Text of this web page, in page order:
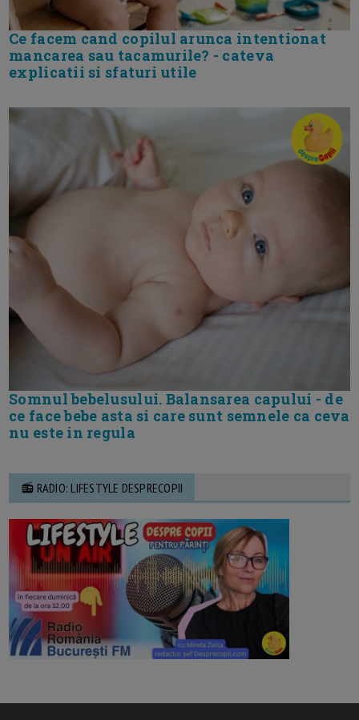
Ce facem cand copilul arunca intentionat
mancarea sau tacamurile? - cateva
explicatii si sfaturi utile
Somnul bebelusului. Balansarea capului - de
ce face bebe asta si care sunt semnele ca ceva
nu este in regula
📻 RADIO: LIFESTYLE DESPRECOPII